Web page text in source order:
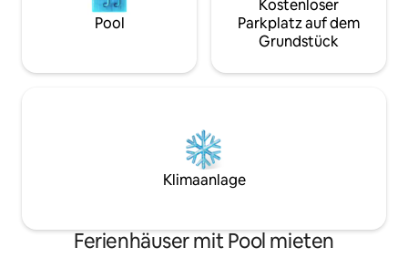
Pool
Kostenloser
Parkplatz auf dem
Grundstück
Klimaanlage
Ferienhäuser mit Pool mieten